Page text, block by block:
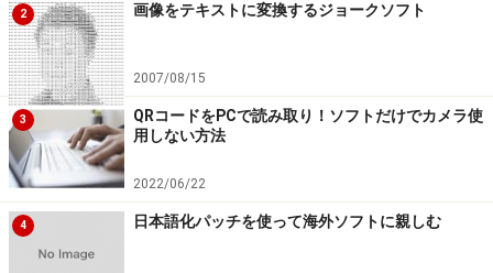
2 画像をテキストに変換するジョークソフト
2007/08/15
3
QRコードをPCで読み取り！ソフトだけでカメラ使
用しない方法
2022/06/22
4 日本語化パッチを使って海外ソフトに親しむ